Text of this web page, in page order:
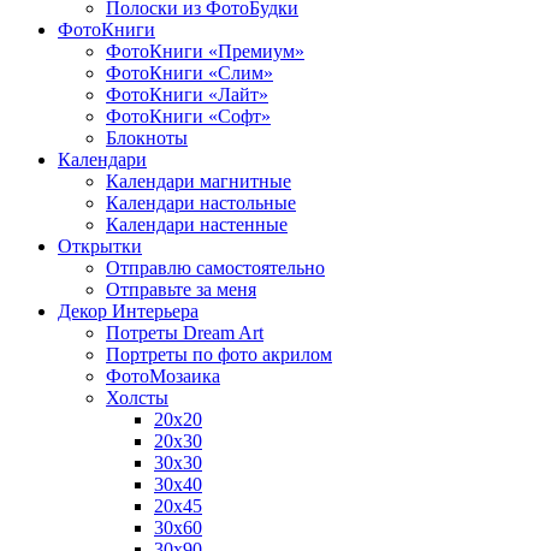
Полоски из ФотоБудки
ФотоКниги
ФотоКниги «Премиум»
ФотоКниги «Слим»
ФотоКниги «Лайт»
ФотоКниги «Софт»
Блокноты
Календари
Календари магнитные
Календари настольные
Календари настенные
Открытки
Отправлю самостоятельно
Отправьте за меня
Декор Интерьера
Потреты Dream Art
Портреты по фото акрилом
ФотоМозаика
Холсты
20х20
20х30
30х30
30х40
20х45
30х60